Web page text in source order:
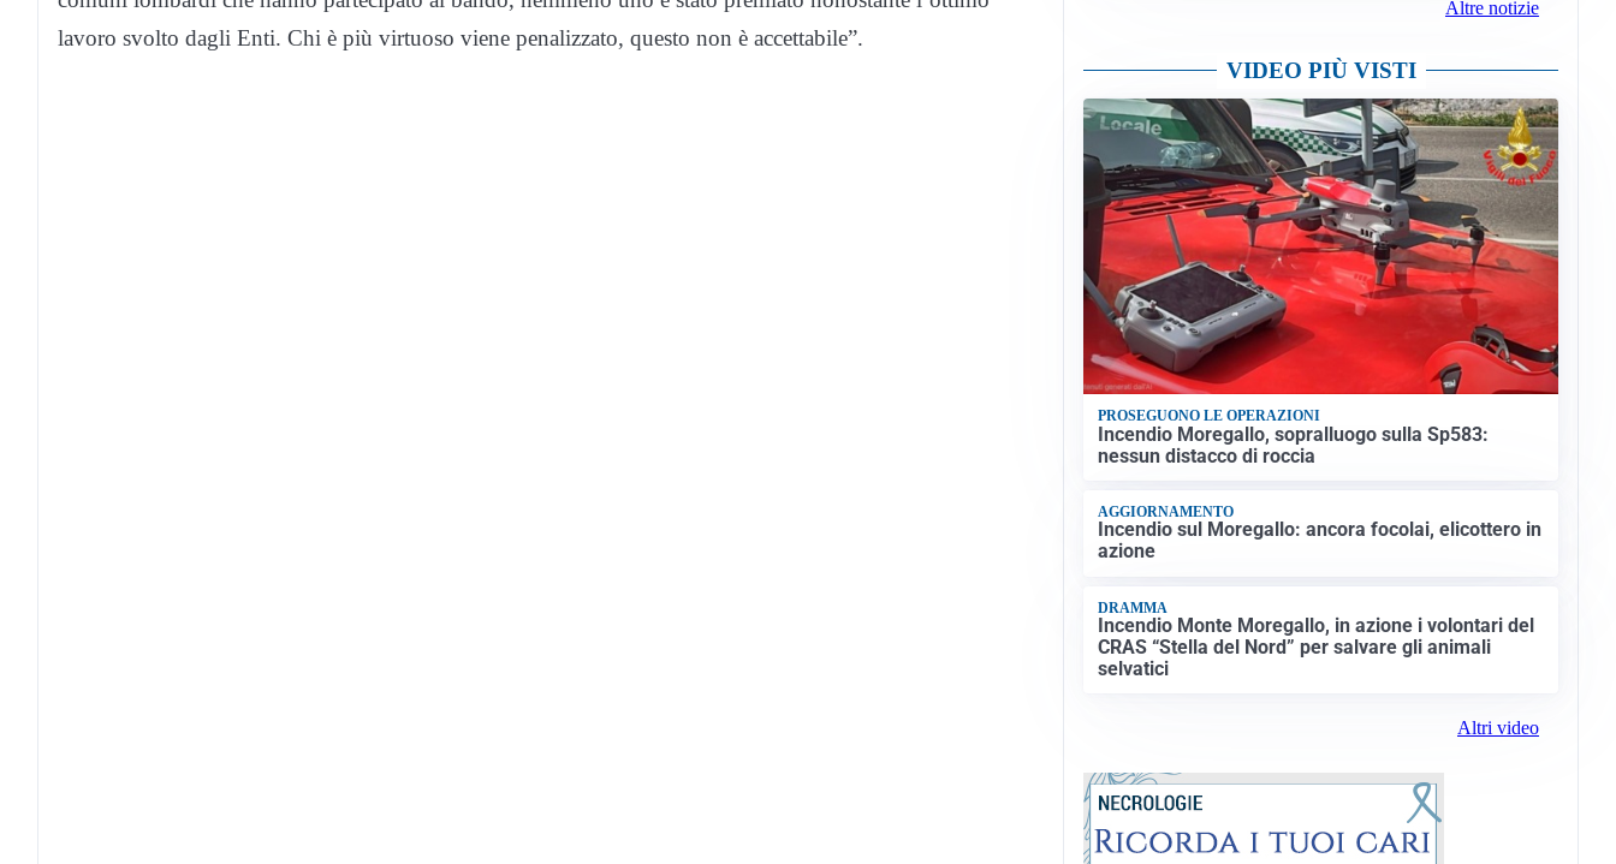
lavoro svolto dagli Enti. Chi è più virtuoso viene penalizzato, questo non è accettabile”.
Altre notizie
VIDEO PIÙ VISTI
PROSEGUONO LE OPERAZIONI
Incendio Moregallo, sopralluogo sulla Sp583:
nessun distacco di roccia
AGGIORNAMENTO
Incendio sul Moregallo: ancora focolai, elicottero in
azione
DRAMMA
Incendio Monte Moregallo, in azione i volontari del
CRAS “Stella del Nord” per salvare gli animali
selvatici
Altri video